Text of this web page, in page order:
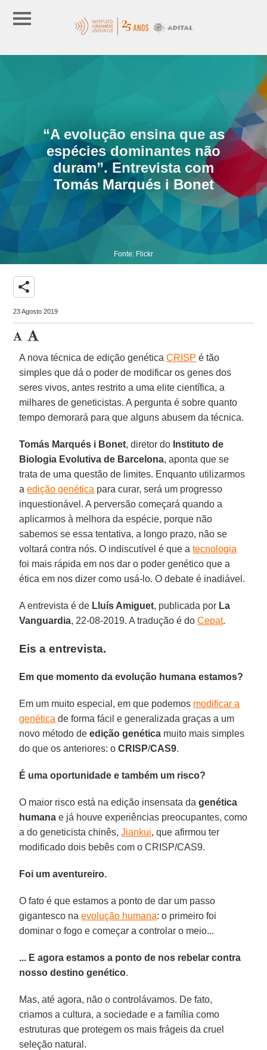
“A evolução ensina que as
espécies dominantes não
duram”. Entrevista com
Tomás Marqués i Bonet
Fonte: Flickr
share
23 Agosto 2019
A nova técnica de edição genéticaCRISP é tão
simples que dá o poder de modificar os genes dos
seres vivos, antes restrito a uma elite científica, a
milhares de geneticistas. A pergunta é sobre quanto
tempo demorará para que alguns abusem da técnica.
Tomás Marqués i Bonet, diretor do Instituto de
Biologia Evolutiva de Barcelona, aponta que se
trata de uma questão de limites. Enquanto utilizarmos
aedição genética para curar, será um progresso
inquestionável. A perversão começará quando a
aplicarmos à melhora da espécie, porque não
sabemos se essa tentativa, a longo prazo, não se
voltará contra nós. O indiscutível é que atecnologia
foi mais rápida em nos dar o poder genético que a
ética em nos dizer como usá-lo. O debate é inadiável.
A entrevista é de Lluís Amiguet, publicada por La
Vanguardia, 22-08-2019. A tradução é doCepat.
Eis a entrevista.
Em que momento da evolução humana estamos?
Em um muito especial, em que podemos modificar a
genética de forma fácil e generalizada graças a um
novo método deedição genética muito mais simples
do que os anteriores: oCRISP/CAS9.
É uma oportunidade e também um risco?
O maior risco está na edição insensata dagenética
humana e já houve experiências preocupantes, como
a do geneticista chinês,Jiankui, que afirmou ter
modificado dois bebês com o CRISP/CAS9.
Foi um aventureiro.
O fato é que estamos a ponto de dar um passo
gigantesco naevolução humana: o primeiro foi
dominar o fogo e começar a controlar o meio...
... E agora estamos a ponto de nos rebelar contra
nosso destino genético.
Mas, até agora, não o controlávamos. De fato,
criamos a cultura, a sociedade e a família como
estruturas que protegem os mais frágeis da cruel
seleção natural.